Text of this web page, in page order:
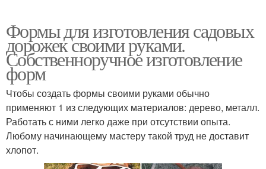
Формы для изготовления садовых
дорожек своими руками.
Собственноручное изготовление
форм
Чтобы создать формы своими руками обычно
применяют 1 из следующих материалов: дерево, металл.
Работать с ними легко даже при отсутствии опыта.
Любому начинающему мастеру такой труд не доставит
хлопот.